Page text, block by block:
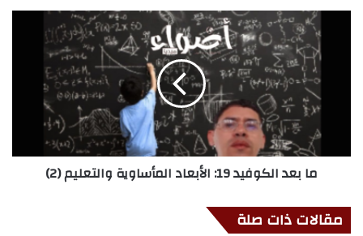
ما بعد الكوفيد 19: الأبعاد المأساوية والتعليم (2)
مقالات ذات صلة